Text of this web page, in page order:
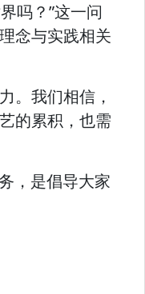
吗？”这一问
念与实践相关
。我们相信，
的累积，也需
，是倡导大家